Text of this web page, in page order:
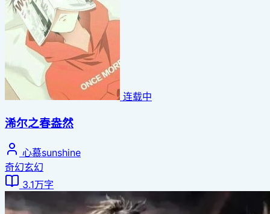
连载中
浠尔之春盎然
心慕sunshine
奇幻玄幻
3.1万字